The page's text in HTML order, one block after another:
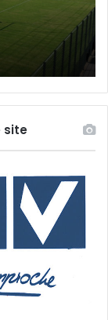
site